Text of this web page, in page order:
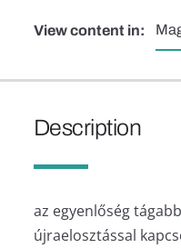
View content in:
Description
az egyenlőség
újraelosztással